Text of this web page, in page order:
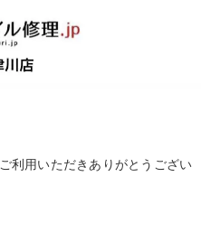
利用いただきありがとうござい